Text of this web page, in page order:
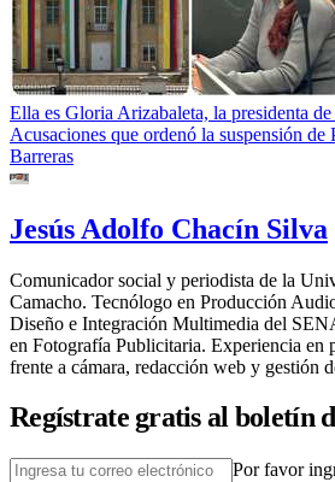
Ella es Gloria Arizabaleta, la presidenta
Acusaciones que ordenó la suspensión de
Barreras
Jesús Adolfo Chacín Silva
Comunicador social y periodista de la
Camacho. Tecnólogo en Producción
Diseño e Integración Multimedia del
en Fotografía Publicitaria. Experiencia en
frente a cámara, redacción web y gestión
Regístrate gratis al boletín
Por favor